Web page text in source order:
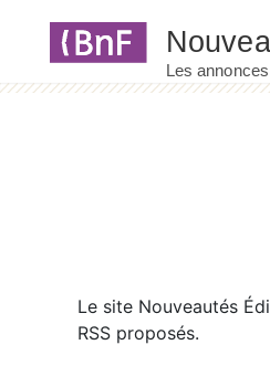
Le site Nouveautés
RSS proposés.